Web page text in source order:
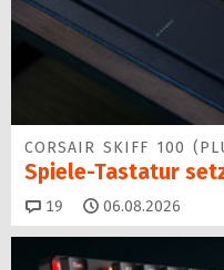
CORSAIR SKIFF 100
Spiele-Tastatur
19 Kommentare
06.08.2026